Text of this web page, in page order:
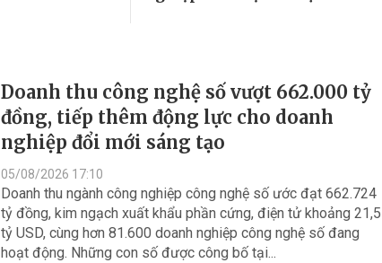
Doanh thu công nghệ số vượt 662.000 tỷ
đồng, tiếp thêm động lực cho doanh
nghiệp đổi mới sáng tạo
05/08/2026 17:10
Doanh thu ngành công nghiệp công nghệ số ước đạt 662.724
tỷ đồng, kim ngạch xuất khẩu phần cứng, điện tử khoảng 21,5
tỷ USD, cùng hơn 81.600 doanh nghiệp công nghệ số đang
hoạt động. Những con số được công bố tại...